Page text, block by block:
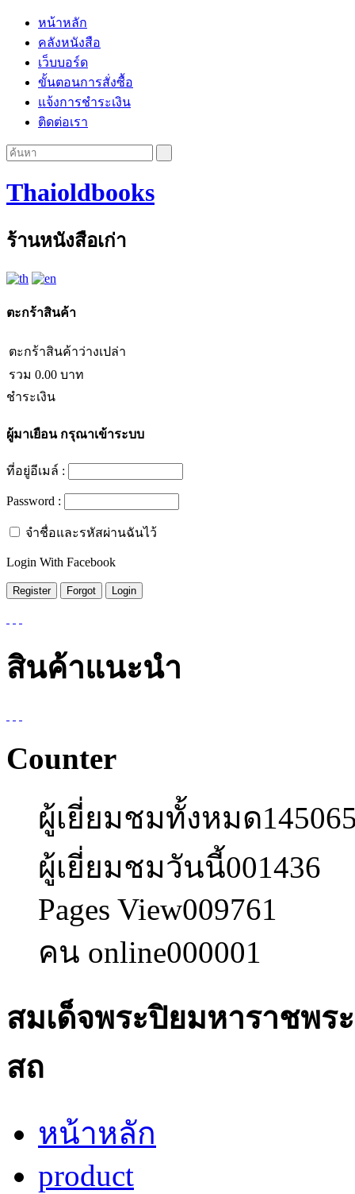
หน้าหลัก
คลังหนังสือ
เว็บบอร์ด
ขั้นตอนการสั่งซื้อ
แจ้งการชำระเงิน
ติดต่อเรา
Thaioldbooks
ร้านหนังสือเก่า
ตะกร้าสินค้า
ตะกร้าสินค้าว่างเปล่า
รวม 0.00 บาท
ชำระเงิน
ผู้มาเยือนกรุณาเข้าระบบ
ที่อยู่อีเมล์ :
Password :
จำชื่อและรหัสผ่านฉันไว้
Login With Facebook
สินค้าแนะนำ
Counter
ผู้เยี่ยมชมทั้งหมด
ผู้เยี่ยมชมวันนี้001436
Pages View009761
คน online000001
สมเด็จพระปิยมหาราชพ
สถ
หน้าหลัก
product